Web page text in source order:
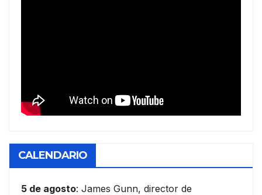
CALENDARIO
5 de agosto: James Gunn, director de